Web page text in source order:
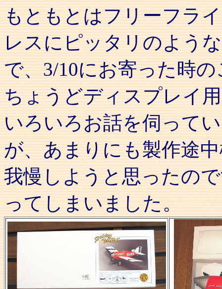
もともとはフリーフラ
レスにピッタリのよう
で、3/10にお寄った時
ちょうどディスプレイ
いろいろお話を伺って
が、あまりにも製作途
我慢しようと思ったの
ってしまいました。